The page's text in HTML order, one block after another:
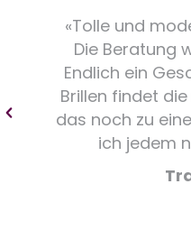
«Tolle und
Die Beratung
Endlich ein
Brillen findet
das noch zu
ich jedem